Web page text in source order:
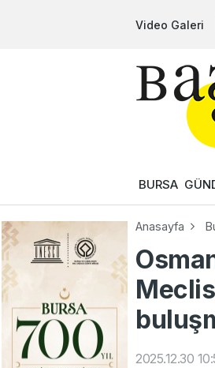
Video Galeri
BURSA
Anasayfa
2025.12.30